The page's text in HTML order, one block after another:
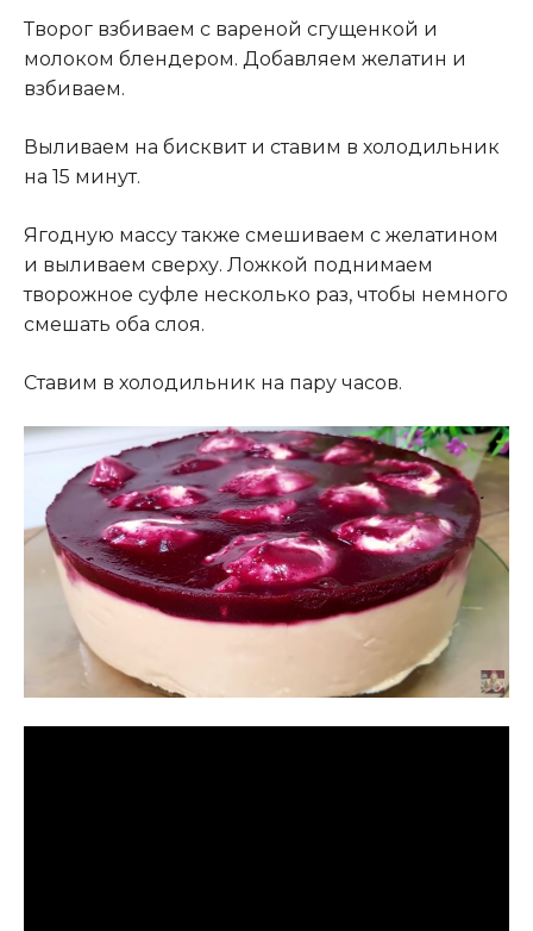
Творог взбиваем с вареной сгущенкой и
молоком блендером. Добавляем желатин и
взбиваем.
Выливаем на бисквит и ставим в холодильник
на 15 минут.
Ягодную массу также смешиваем с желатином
и выливаем сверху. Ложкой поднимаем
творожное суфле несколько раз, чтобы немного
смешать оба слоя.
Ставим в холодильник на пару часов.